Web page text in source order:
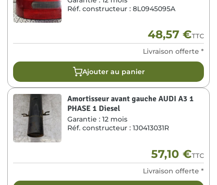
Réf. constructeur : 8L0945095A
48,57 €TTC
Livraison offerte *
Ajouter au panier
Amortisseur avant gauche AUDI A3 1
PHASE 1 Diesel
Garantie : 12 mois
Réf. constructeur : 1J0413031R
57,10 €TTC
Livraison offerte *